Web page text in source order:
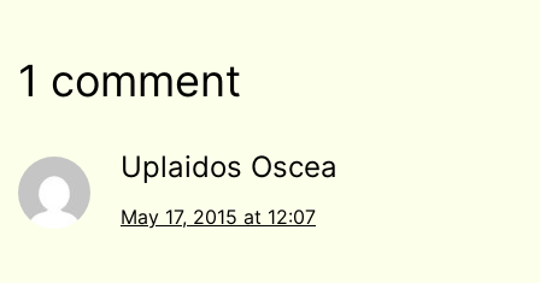
1 comment
Uplaidos Oscea
May 17, 2015 at 12:07